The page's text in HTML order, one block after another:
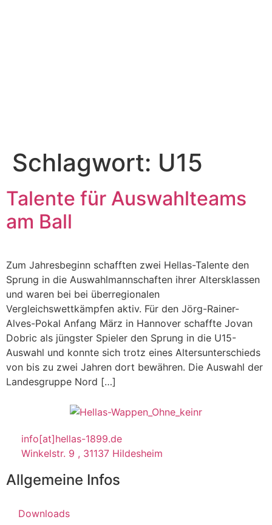
Schlagwort: U15
Talente für Auswahlteams
am Ball
Zum Jahresbeginn schafften zwei Hellas-Talente den
Sprung in die Auswahlmannschaften ihrer Altersklassen
und waren bei bei überregionalen
Vergleichswettkämpfen aktiv. Für den Jörg-Rainer-
Alves-Pokal Anfang März in Hannover schaffte Jovan
Dobric als jüngster Spieler den Sprung in die U15-
Auswahl und konnte sich trotz eines Altersunterschieds
von bis zu zwei Jahren dort bewähren. Die Auswahl der
Landesgruppe Nord […]
info[at]hellas-1899.de
Winkelstr. 9 , 31137 Hildesheim
Allgemeine Infos
Downloads